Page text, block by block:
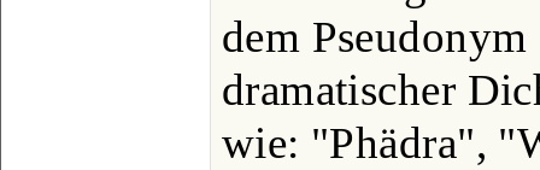
dem
dramatischer
wie: "Phädra",